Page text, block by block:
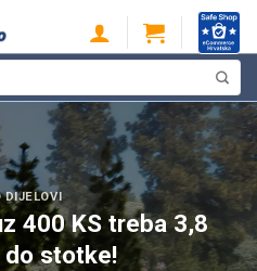
DIJELOVI
400 KS treba 3,8
stotke!